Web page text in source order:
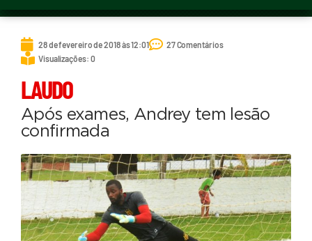
28 de fevereiro de 2018 às 12:01
27 Comentários
Visualizações: 0
LAUDO
Após exames, Andrey tem lesão
confirmada